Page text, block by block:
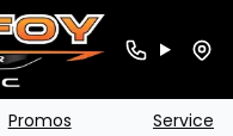
Promos Service